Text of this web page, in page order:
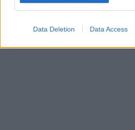
Data Deletion Data Access